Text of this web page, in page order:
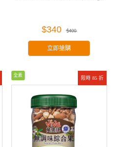
$340 $400
立即搶購
限時 85 折
全素